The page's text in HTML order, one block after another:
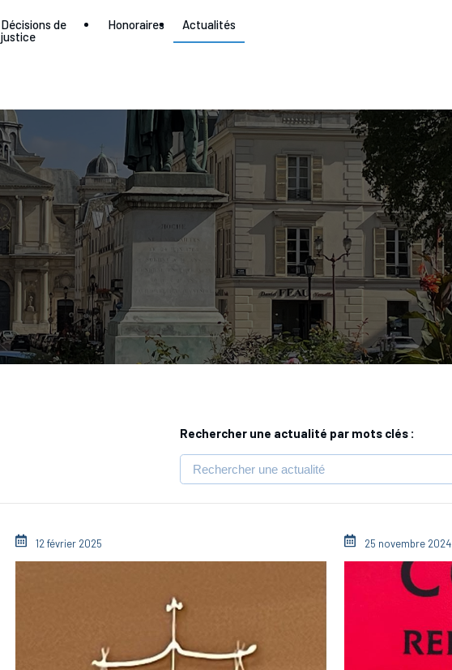
Décisions de
justice
Honoraires Actualités
Rechercher une actualité par mots clés :
12 février 2025 25 novembre 2024